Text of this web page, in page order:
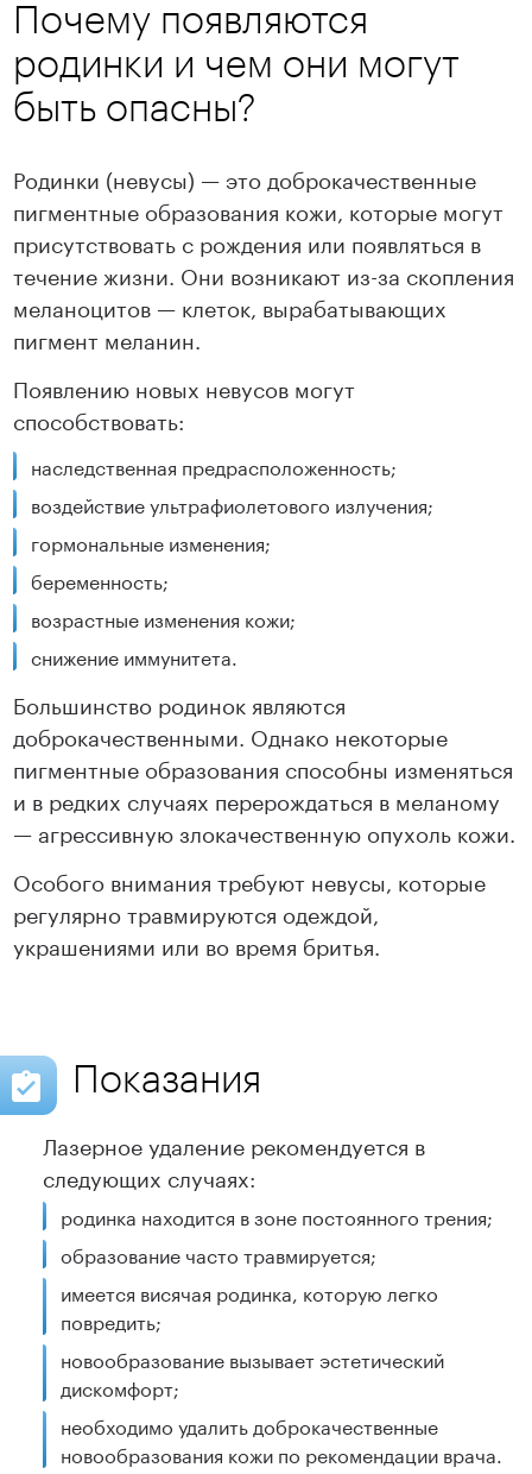
Почему появляются
родинки и чем они могут
быть опасны?
Родинки (невусы) — это доброкачественные
пигментные образования кожи, которые могут
присутствовать с рождения или появляться в
течение жизни. Они возникают из-за скопления
меланоцитов — клеток, вырабатывающих
пигмент меланин.
Появлению новых невусов могут
способствовать:
наследственная предрасположенность;
воздействие ультрафиолетового излучения;
гормональные изменения;
беременность;
возрастные изменения кожи;
снижение иммунитета.
Большинство родинок являются
доброкачественными. Однако некоторые
пигментные образования способны изменяться
и в редких случаях перерождаться в меланому
— агрессивную злокачественную опухоль кожи.
Особого внимания требуют невусы, которые
регулярно травмируются одеждой,
украшениями или во время бритья.
Показания
Лазерное удаление рекомендуется в
следующих случаях:
родинка находится в зоне постоянного трения;
образование часто травмируется;
имеется висячая родинка, которую легко
повредить;
новообразование вызывает эстетический
дискомфорт;
необходимо удалить доброкачественные
новообразования кожи по рекомендации врача.